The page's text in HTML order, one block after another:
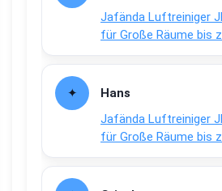
Jafända Luftreiniger
für Große Räume bis
Hans
Jafända Luftreiniger
für Große Räume bis